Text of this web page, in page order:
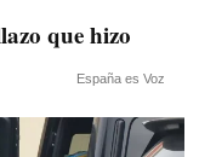
que hizo
España es Voz